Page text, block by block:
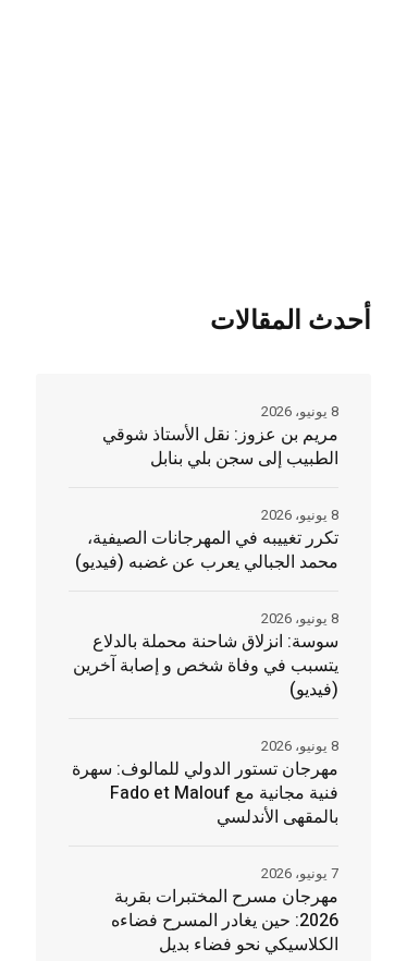
أحدث المقالات
مريم بن عزوز: نقل الأستاذ شوقي
الطبيب إلى سجن بلي بنابل
8 يونيو، 2026
تكرر تغييبه في المهرجانات الصيفية،
محمد الجبالي يعرب عن غضبه (فيديو)
8 يونيو، 2026
سوسة: انزلاق شاحنة محملة بالدلاع
يتسبب في وفاة شخص و إصابة آخرين
(فيديو)
8 يونيو، 2026
مهرجان تستور الدولي للمالوف: سهرة
فنية مجانية مع Fado et Malouf
بالمقهى الأندلسي
8 يونيو، 2026
مهرجان مسرح المختبرات بقربة
2026: حين يغادر المسرح فضاءه
الكلاسيكي نحو فضاء بديل
7 يونيو، 2026